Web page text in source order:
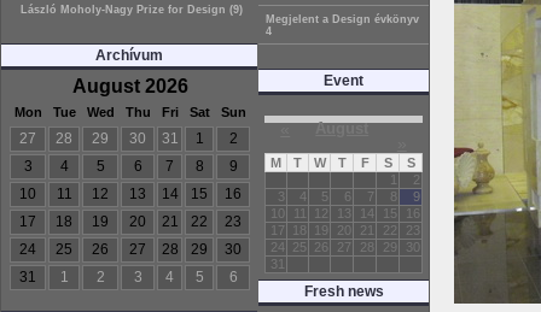
László Moholy-Nagy Prize for Design (9)
Archívum
August 2026
Mon Tue Wed Thu Fri Sat Sun
27 28 29 30 31 1
2
3
4 5 6 7 8
9
10
11 12 13 14 15
16
17
18 19 20 21 22
23
24
25 26 27 28 29
30
31
1 2 3 4 5 6
Megjelent a Design évkönyv
4
Event
« August
M T W T F S
S
1
2
3
4 5 6 7 8
9
10
11 12 13 14 15
16
17
18 19 20 21 22
23
24
25 26 27 28 29
30
31
Fresh news